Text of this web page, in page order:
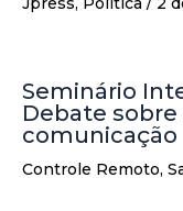
Seminário
Debate sobre
comunicação
Controle Remoto,